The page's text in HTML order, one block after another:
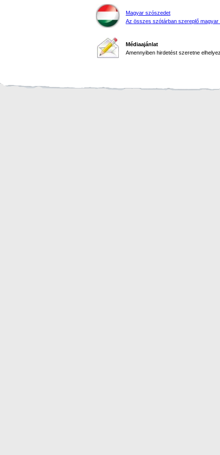
Magyar szószedet
Az összes szótárban szereplő magyar
Médiaajánlat
Amennyiben hirdetést szeretne